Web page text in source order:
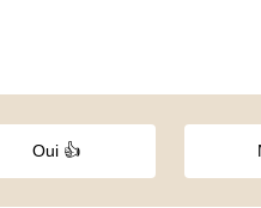
Oui 👍